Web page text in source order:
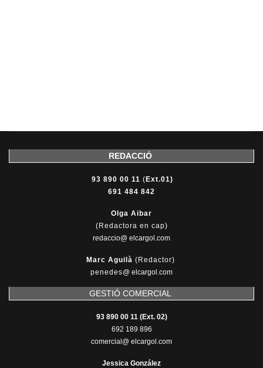
REDACCIÓ
93 890 00 11 ( Ext.01)
691 484 842
Olga Aibar
(Redactora en cap)
redaccio@ elcargol.com
Marc Aguilà (Redactor)
penedes@ elcargol.com
GESTIÓ COMERCIAL
93 890 00 11 (Ext. 02)
692 189 896
comercial@ elcargol.com
Jessica González